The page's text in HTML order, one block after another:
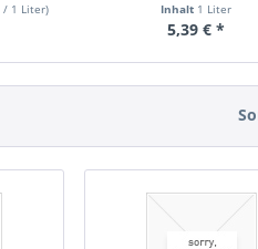
/ 1 Liter) Inhalt 1 Liter
5,39 € *